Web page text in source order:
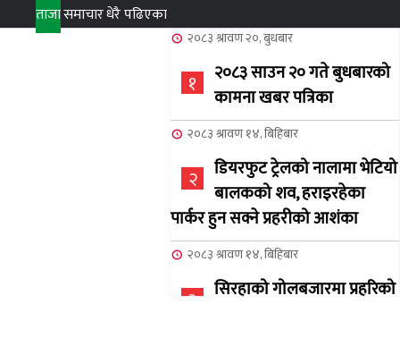
ताजासमाचारधेरै पढिएका
२०८३ श्रावण २०, बुधबार
१
२०८३ साउन २० गते बुधबारको
कामना खबर पत्रिका
२०८३ श्रावण १४, बिहिबार
२
डियरफुट ट्रेलको नालामा भेटियो
बालकको शव, हराइरहेका
पार्कर हुन सक्ने प्रहरीको आशंका
२०८३ श्रावण १४, बिहिबार
३
सिरहाको गोलबजारमा प्रहरिको